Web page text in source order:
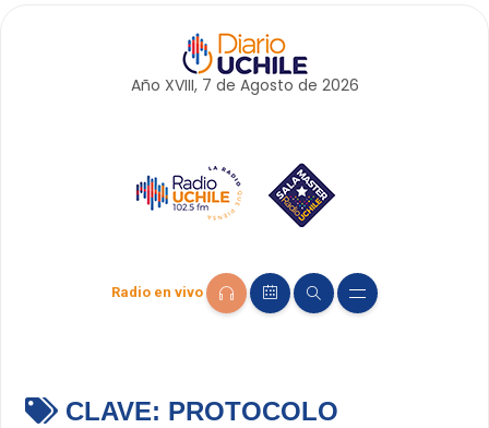
Año XVIII, 7 de Agosto de 2026
Radio en vivo
CLAVE: PROTOCOLO